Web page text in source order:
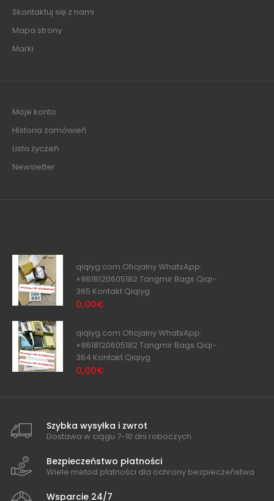
Skontaktuj się z nami
Mapa strony
Marki
Moje konto
Historia zamówień
Lista życzeń
Newsletter
qiqiyg.com Oficjalny WhatsApp:
+8618120605182 Tangmir Bags Qiqi-
365 Kontakt Qiqiyg
0,00€
qiqiyg.com Oficjalny WhatsApp:
+8618120605182 Tangmir Bags Qiqi-
364 Kontakt Qiqiyg
0,00€
Szybka wysyłka i zwrot
Dostawa w ciągu 7-10 dni roboczych
Bezpieczeństwo płatności
Wiele metod płatności dla ochrony bezpieczeństwa
Wsparcie 24/7